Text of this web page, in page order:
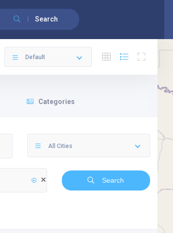
Search
Default
Categories
All Cities
Search
English(Anglais